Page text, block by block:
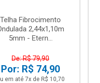
Telha Fibrocimento
2,44x1,10m
5mm - Etern...
De: R$ 79,90
Por: R$ 74,90
em até 7x de R$ 10,70